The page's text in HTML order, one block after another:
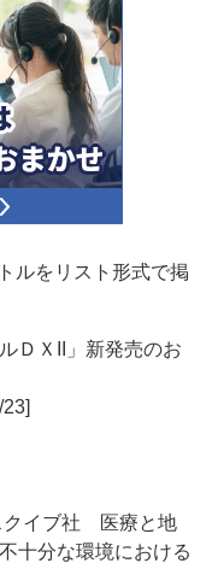
ルをリスト形式で掲
ＤＸII」新発売のお
クイブ社 医療と地
十分な環境における